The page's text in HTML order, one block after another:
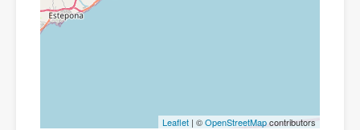
Leaflet | ©OpenStreetMapcontributors